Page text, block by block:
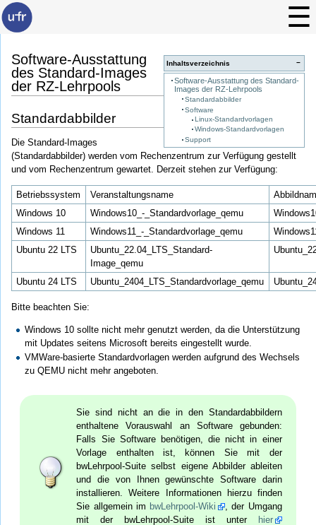
−
Inhaltsverzeichnis
Software-Ausstattung des Standard-
Images der RZ-Lehrpools
Standardabbilder
Software
Linux-Standardvorlagen
Windows-Standardvorlagen
Support
Software-Ausstattung
des Standard-Images
der RZ-Lehrpools
Standardabbilder
Die Standard-Images
(Standardabbilder) werden vom Rechenzentrum zur Verfügung gestellt
und vom Rechenzentrum gewartet. Derzeit stehen zur Verfügung:
Betriebssystem Veranstaltungsname
Windows 10
Windows10_-_Standardvorlage_qemu
Windows 11
Windows11_-_Standardvorlage_qemu
Ubuntu 22 LTS
Ubuntu_22.04_LTS_Standard-
Image_qemu
Ubuntu 24 LTS Ubuntu_2404_LTS_Standardvorlage_qemu
Bitte beachten Sie:
Windows 10 sollte nicht mehr genutzt werden, da die Unterstützung
mit Updates seitens Microsoft bereits eingestellt wurde.
VMWare-basierte Standardvorlagen werden aufgrund des Wechsels
zu QEMU nicht mehr angeboten.
Sie sind nicht an die in den Standardabbildern
enthaltene Vorauswahl an Software gebunden:
Falls Sie Software benötigen, die nicht in einer
Vorlage enthalten ist, können Sie mit der
bwLehrpool-Suite selbst eigene Abbilder ableiten
und die von Ihnen gewünschte Software darin
installieren. Weitere Informationen hierzu finden
Sie allgemein im bwLehrpool-Wiki
, der Umgang
mit der bwLehrpool-Suite ist unter
hier